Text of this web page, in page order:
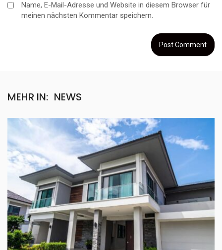
Name, E-Mail-Adresse und Website in diesem Browser für
meinen nächsten Kommentar speichern.
MEHR IN: NEWS